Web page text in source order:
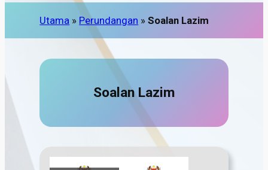
Utama » Perundangan »Soalan Lazim
Soalan Lazim